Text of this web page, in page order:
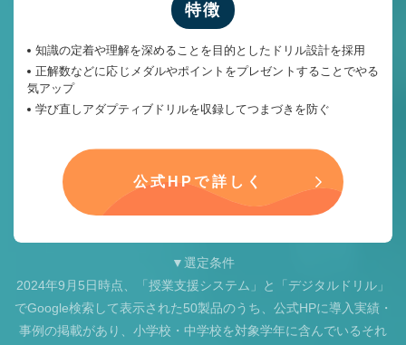
特徴
知識の定着や理解を深めることを目的としたドリル設計を採用
正解数などに応じメダルやポイントをプレゼントすることでやる
気アップ
学び直しアダプティブドリルを収録してつまづきを防ぐ
公式HPで詳しく
▼選定条件
2024年9月5日時点、「授業支援システム」と「デジタルドリル」
でGoogle検索して表示された50製品のうち、公式HPに導入実績・
事例の掲載があり、小学校・中学校を対象学年に含んでいるそれ